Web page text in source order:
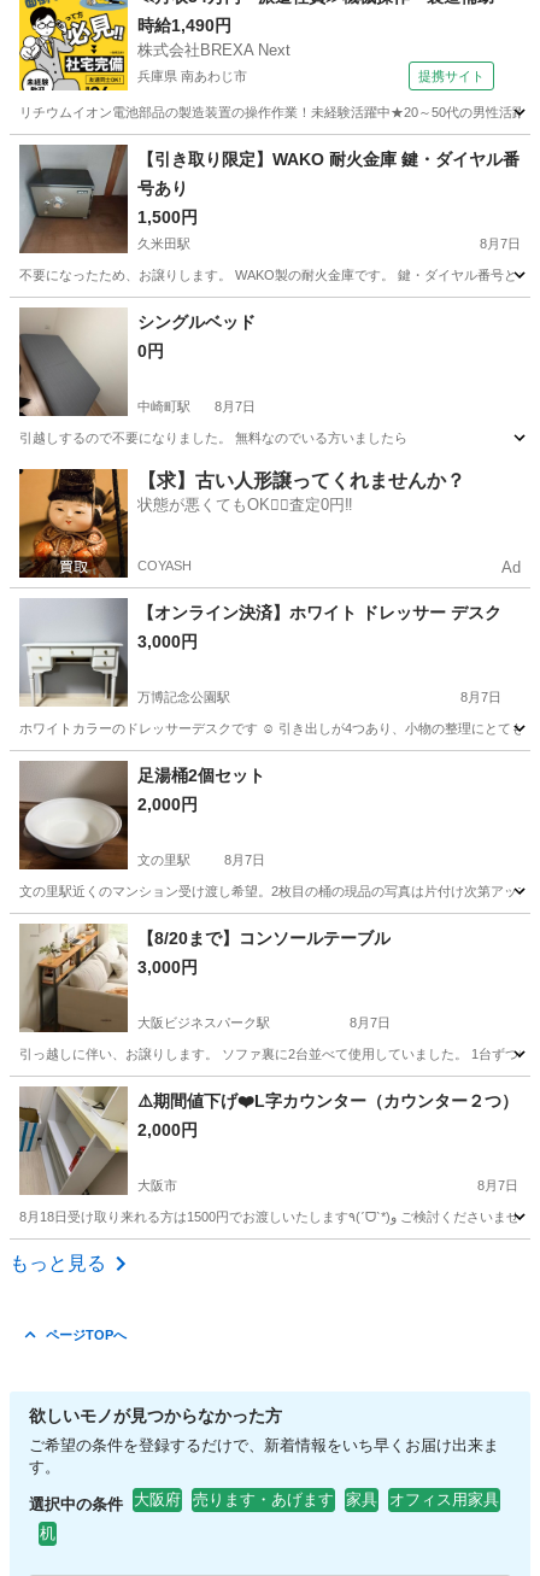
時給1,490円
株式会社BREXA Next
兵庫県 南あわじ市 提携サイト
リチウムイオン電池部品の製造装置の操作作業！未経験活躍中★20～50代の男性活
兵庫 南あわじ市 その他
【引き取り限定】WAKO 耐火金庫 鍵・ダイヤル番
号あり
1,500円
久米田駅 8月7日
不要になったため、お譲りします。 WAKO製の耐火金庫です。 鍵・ダイヤル番号と
大阪 岸和田市 久米田駅 オフィス用家具
シングルベッド
0円
中崎町駅 8月7日
引越しするので不要になりました。 無料なのでいる方いましたら
大阪 大阪市 中崎町駅 ベッド
【求】古い人形譲ってくれませんか？
状態が悪くてもOK🙆‍♀️査定0円‼️
COYASH Ad
【オンライン決済】ホワイト ドレッサー デスク
3,000円
万博記念公園駅 8月7日
ホワイトカラーのドレッサーデスクです ☺︎ 引き出しが4つあり、小物の整理にとても
大阪 吹田市 万博記念公園駅
足湯桶2個セット
2,000円
文の里駅 8月7日
文の里駅近くのマンション受け渡し希望。2枚目の桶の現品の写真は片付け次第アップ
大阪 大阪市 文の里駅
【8/20まで】コンソールテーブル
3,000円
大阪ビジネスパーク駅 8月7日
引っ越しに伴い、お譲りします。 ソファ裏に2台並べて使用していました。 1台ずつ
大阪 大阪市 大阪ビジネスパーク駅 収納家具
⚠️期間値下げ❤️L字カウンター（カウンター２つ）
2,000円
大阪市 8月7日
大阪 大阪市
もっと見る
ページTOPへ
欲しいモノが見つからなかった方
ご希望の条件を登録するだけで、新着情報をいち早くお届け出来ま
す。
選択中の条件 大阪府 売ります・あげます 家具
オフィス用家具
机